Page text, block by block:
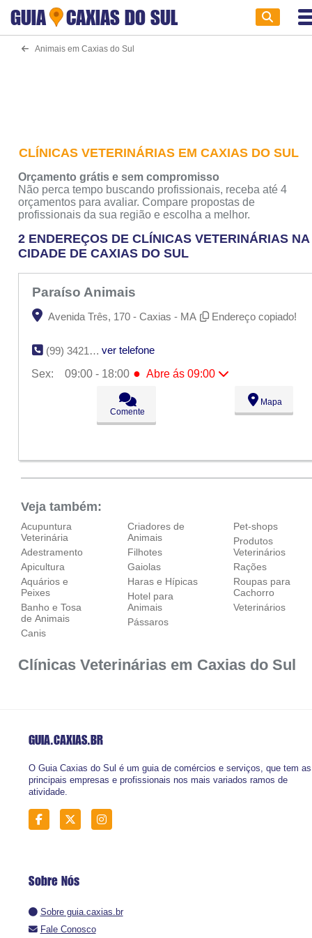
GUIA CAXIAS DO SUL
Animais em Caxias do Sul
CLÍNICAS VETERINÁRIAS EM CAXIAS DO SUL
Orçamento grátis e sem compromisso
Não perca tempo buscando profissionais, receba até 4
orçamentos para avaliar. Compare propostas de
profissionais da sua região e escolha a melhor.
2 ENDEREÇOS DE CLÍNICAS VETERINÁRIAS NA
CIDADE DE CAXIAS DO SUL
Paraíso Animais
Avenida Três, 170 - Caxias - MA Endereço copiado!
(99) 3421-1092
ver telefone
Sex:
09:00 - 18:00 ● Abre ás 09:00
09:00 - 18:00
09:00 - 18:00
09:00 - 18:00
Comente
Mapa
Veja também:
Acupuntura
Veterinária
Adestramento
Apicultura
Aquários e
Peixes
Banho e Tosa
de Animais
Canis
Criadores de
Animais
Filhotes
Gaiolas
Haras e Hípicas
Hotel para
Animais
Pássaros
Pet-shops
Produtos
Veterinários
Rações
Roupas para
Cachorro
Veterinários
Clínicas Veterinárias em Caxias do Sul
GUIA.CAXIAS.BR
O Guia Caxias do Sul é um guia de comércios e serviços, que tem as
principais empresas e profissionais nos mais variados ramos de
atividade.
Sobre Nós
Sobre guia.caxias.br
Fale Conosco